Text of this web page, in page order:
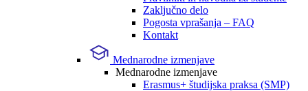
Zaključno delo
Pogosta vprašanja – FAQ
Kontakt
Mednarodne izmenjave
Mednarodne izmenjave
Erasmus+ študijska praksa (SMP)